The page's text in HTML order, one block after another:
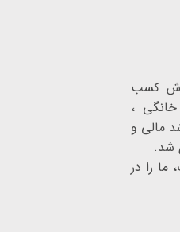
کسب
،
مالی و
ما را در